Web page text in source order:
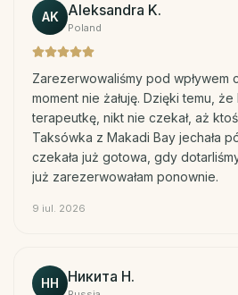
AK Aleksandra K.
Poland
Zarezerwowaliśmy pod wpływem
moment nie żałuję. Dzięki temu, że
terapeutkę, nikt nie czekał, aż
Taksówka z Makadi Bay jechała
czekała już gotowa, gdy
już zarezerwowałam ponownie.
9 iul. 2026
НН Никита Н.